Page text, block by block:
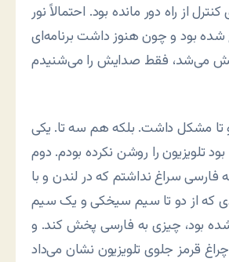
از راه دور مانده بود. احتمالاً نور
شده بود و چون هنوز داشت برنامه‌ای
تا مشکل داشت. بلکه هم سه تا. یکی
تلویزیون را روشن نکرده بودم. دوم
سراغ نداشتم که در لندن و با
که از دو تا سیم سیخکی و یک سیم
بود، چیزی به فارسی پخش کند. و
قرمز جلوی تلویزیون نشان می‌داد